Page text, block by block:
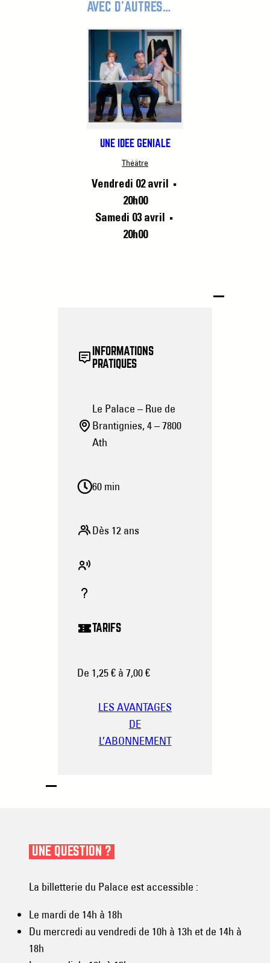
AVEC D’AUTRES…
UNE IDÉE GÉNIALE
Théâtre
Vendredi 02 avril ■
20h00
Samedi 03 avril
■
20h00
INFORMATIONS
PRATIQUES
Le Palace – Rue de
Brantignies, 4 – 7800
Ath
60 min
Dès 12 ans
TARIFS
De 1,25 € à 7,00 €
LES AVANTAGES
DE
L’ABONNEMENT
UNE QUESTION ?
La billetterie du Palace est accessible :
Le mardi de 14h à 18h
Du mercredi au vendredi de 10h à 13h et de 14h à
18h